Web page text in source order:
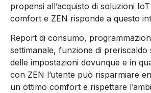
propensi all’acquisto di soluzioni
comfort e ZEN risponde a questo
Report di consumo,
settimanale, funzione di preriscaldo
delle impostazioni dovunque e in
con ZEN l’utente può risparmiare
un ottimo comfort e rispettare